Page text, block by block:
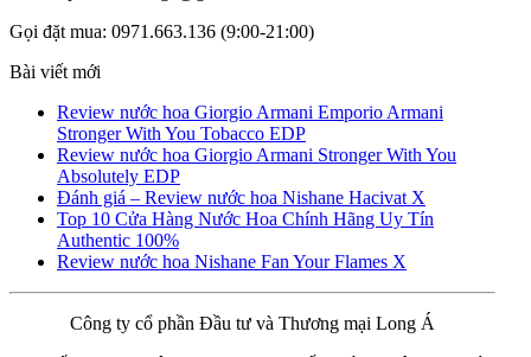
Gọi đặt mua: 0971.663.136 (9:00-21:00)
Bài viết mới
Review nước hoa Giorgio Armani Emporio Armani
Stronger With You Tobacco EDP
Review nước hoa Giorgio Armani Stronger With You
Absolutely EDP
Đánh giá – Review nước hoa Nishane Hacivat X
Top 10 Cửa Hàng Nước Hoa Chính Hãng Uy Tín
Authentic 100%
Review nước hoa Nishane Fan Your Flames X
Công ty cổ phần Đầu tư và Thương mại Long Á